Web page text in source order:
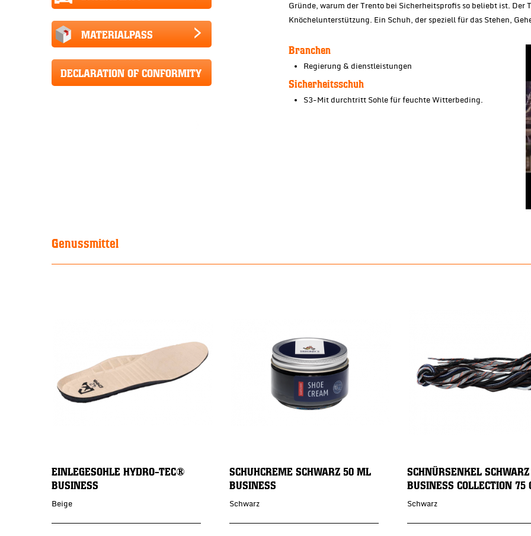
MATERIALPASS
DECLARATION OF CONFORMITY
Gründe, warum der Trento bei Sicherheitsprofis so beliebt ist.
Knöchelunterstützung. Ein Schuh, der speziell für das Stehen,
Branchen
Regierung & dienstleistungen
Sicherheitsschuh
S3-Mit durchtritt Sohle für feuchte Witterbeding.
Genussmittel
EINLEGESOHLE HYDRO-TEC®
BUSINESS
Beige
SCHUHCREME SCHWARZ 50 ML
BUSINESS
Schwarz
SCHNÜRSENKEL SCHWARZ
BUSINESS COLLECTION 75
Schwarz